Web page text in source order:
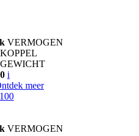
VERMOGEN
KOPPEL
GEWICHT
i
meer
VERMOGEN